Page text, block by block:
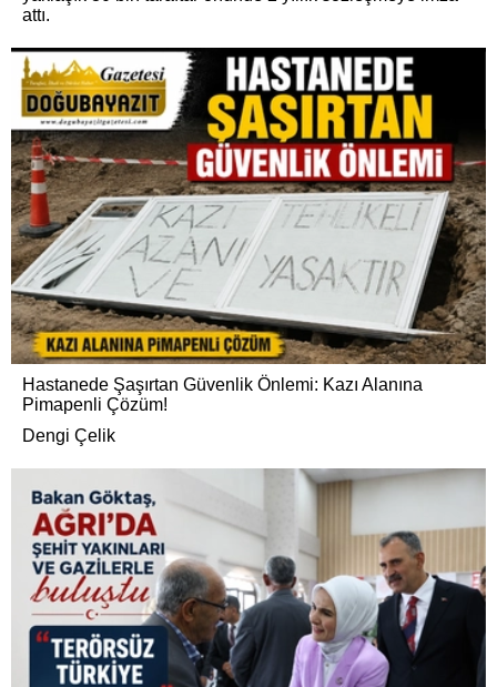
attı.
Hastanede Şaşırtan Güvenlik Önlemi: Kazı Alanına
Pimapenli Çözüm!
Dengi Çelik